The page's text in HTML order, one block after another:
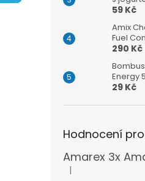
59 Kč
Amix
Fuel
290 Kč
Energy
29 Kč
Hodnocení
Hodnocení
|